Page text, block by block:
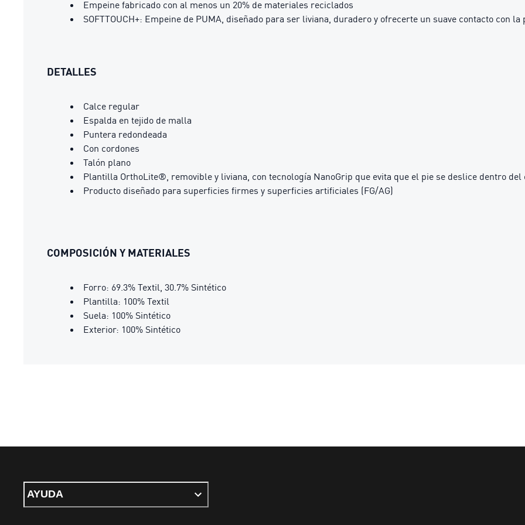
Empeine fabricado con al menos un 20% de materiales reciclados
SOFTTOUCH+: Empeine de PUMA, diseñado para ser liviana, duradero y ofrecerte un suave contacto con la
DETALLES
Calce regular
Espalda en tejido de malla
Puntera redondeada
Con cordones
Talón plano
Plantilla OrthoLite®, removible y liviana, con tecnología NanoGrip que evita que el pie se deslice dentro del
Producto diseñado para superficies firmes y superficies artificiales (FG/AG)
COMPOSICIÓN Y MATERIALES
Forro: 69.3% Textil, 30.7% Sintético
Plantilla: 100% Textil
Suela: 100% Sintético
Exterior: 100% Sintético
AYUDA